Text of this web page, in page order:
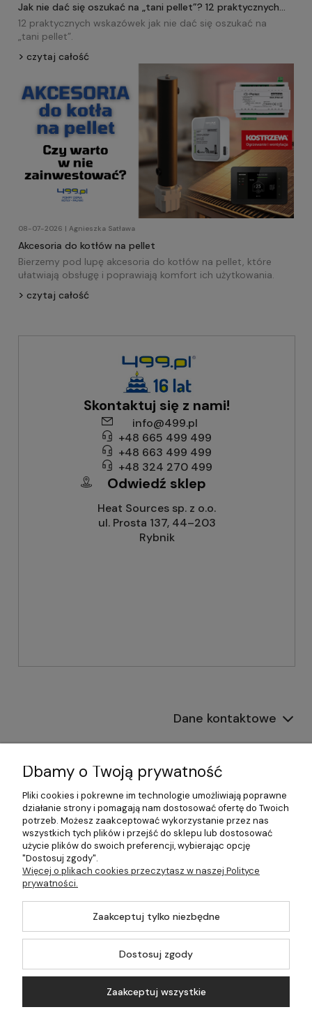
Jak nie dać się oszukać na „tani pellet”? 12 praktycznych
wskazówek!
12 praktycznych wskazówek jak nie dać się oszukać na
„tani pellet”.
czytaj całość
08-07-2026 | Agnieszka Satława
Akcesoria do kotłów na pellet
Bierzemy pod lupę akcesoria do kotłów na pellet, które
ułatwiają obsługę i poprawiają komfort ich użytkowania.
czytaj całość
Skontaktuj się z nami!
info@499.pl
+48 665 499 499
+48 663 499 499
+48 324 270 499
Odwiedź sklep
Heat Sources sp. z o.o.
ul. Prosta 137, 44–203
Rybnik
Dane kontaktowe
Informacje
Płatności i dostawa
Pomoc
Moje konto
©2026 Wszelkie Prawa Zastrzeżone | 499.pl - najlepszy sklep z
Dbamy o Twoją prywatność
Pliki cookies i pokrewne im technologie umożliwiają poprawne
działanie strony i pomagają nam dostosować ofertę do Twoich
potrzeb. Możesz zaakceptować wykorzystanie przez nas
wszystkich tych plików i przejść do sklepu lub dostosować
użycie plików do swoich preferencji, wybierając opcję
"Dostosuj zgody".
Więcej o plikach cookies przeczytasz w naszej Polityce
prywatności.
Zaakceptuj tylko niezbędne
Dostosuj zgody
Zaakceptuj wszystkie